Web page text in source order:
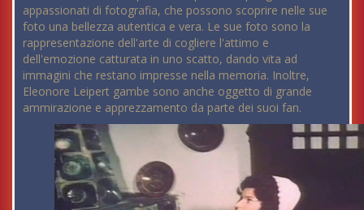
appassionati di fotografia, che possono scoprire nelle sue
foto una bellezza autentica e vera. Le sue foto sono la
rappresentazione dell'arte di cogliere l'attimo e
dell'emozione catturata in uno scatto, dando vita ad
immagini che restano impresse nella memoria. Inoltre,
Eleonore Leipert gambe sono anche oggetto di grande
ammirazione e apprezzamento da parte dei suoi fan.